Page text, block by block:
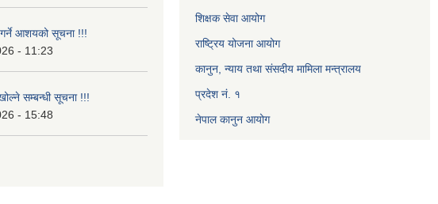
आशयको सूचना !!!
- 11:23
सम्बन्धी सूचना !!!
- 15:48
शिक्षक सेवा आयोग
राष्ट्रिय योजना आयोग
कानुन, न्याय तथा संसदीय मामिला मन्त्रालय
प्रदेश नं. १
नेपाल कानुन आयोग